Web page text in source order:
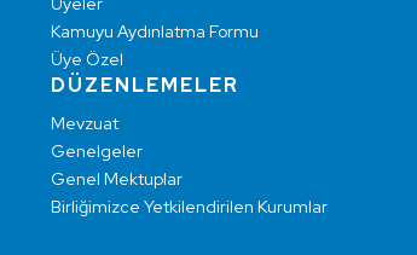
Kamuyu Aydınlatma Formu
Üye Özel
DÜZENLEMELER
Mevzuat
Genelgeler
Genel Mektuplar
Birliğimizce Yetkilendirilen Kurumlar